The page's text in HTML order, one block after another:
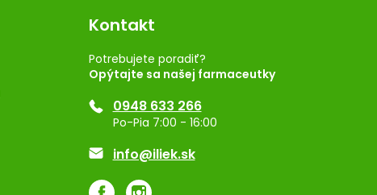
Kontakt
Potrebujete poradiť?
Opýtajte sa našej farmaceutky
0948 633 266
Po-Pia 7:00 - 16:00
info@iliek.sk